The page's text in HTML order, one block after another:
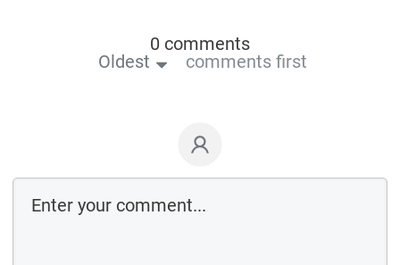
0 comments
Oldest
comments first